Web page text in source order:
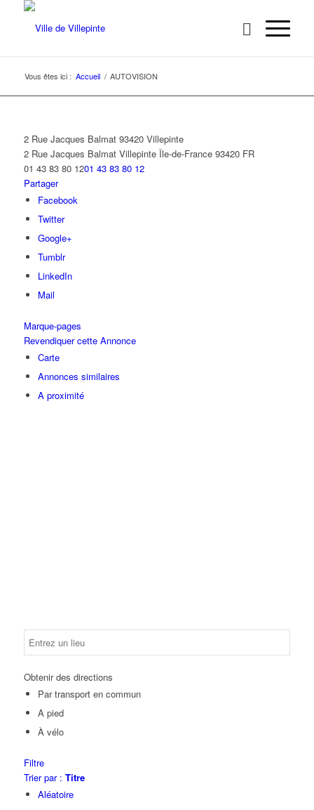
Vous êtes ici : Accueil / AUTOVISION
2 Rue Jacques Balmat 93420 Villepinte
2 Rue Jacques Balmat Villepinte Île-de-France 93420 FR
01 43 83 80 1201 43 83 80 12
Partager
Facebook
Twitter
Google+
Tumblr
LinkedIn
Mail
Marque-pages
Revendiquer cette Annonce
Carte
Annonces similaires
A proximité
Obtenir des directions
Par transport en commun
A pied
À vélo
Filtre
Trier par : Titre
Aléatoire